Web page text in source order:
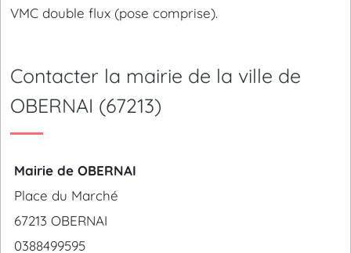
VMC double flux (pose comprise).
Contacter la mairie de la ville de
OBERNAI (67213)
Mairie de OBERNAI
Place du Marché
67213 OBERNAI
0388499595